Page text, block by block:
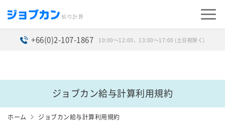
+66(0)2-107-1867 10:00〜12:00、13:00〜17:00 (土日祝除く)
ジョブカン給与計算利用規約
ホーム ジョブカン給与計算利用規約